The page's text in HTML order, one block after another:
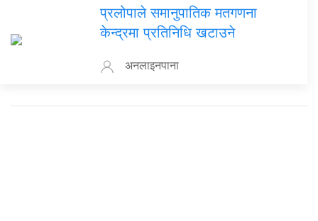
प्रलोपाले समानुपातिक मतगणना
केन्द्रमा प्रतिनिधि खटाउने
अनलाइनपाना